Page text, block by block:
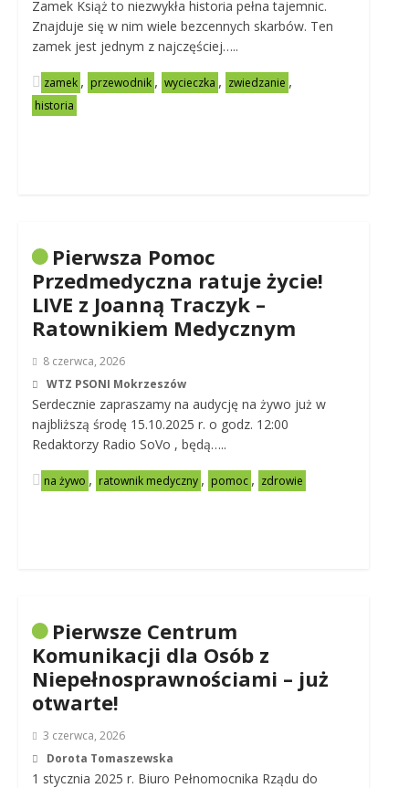
Zamek Książ to niezwykła historia pełna tajemnic.
Znajduje się w nim wiele bezcennych skarbów. Ten
zamek jest jednym z najczęściej…..
zamek , przewodnik , wycieczka , zwiedzanie ,
historia
Pierwsza Pomoc
Przedmedyczna ratuje życie!
LIVE z Joanną Traczyk –
Ratownikiem Medycznym
8 czerwca, 2026
WTZ PSONI Mokrzeszów
Serdecznie zapraszamy na audycję na żywo już w
najbliższą środę 15.10.2025 r. o godz. 12:00
Redaktorzy Radio SoVo , będą…..
na żywo , ratownik medyczny , pomoc , zdrowie
Pierwsze Centrum
Komunikacji dla Osób z
Niepełnosprawnościami – już
otwarte!
3 czerwca, 2026
Dorota Tomaszewska
1 stycznia 2025 r. Biuro Pełnomocnika Rządu do